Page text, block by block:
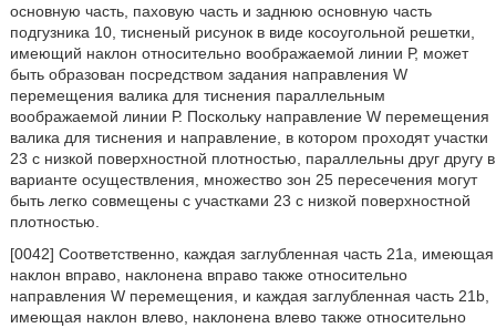
основную часть, паховую часть и заднюю основную часть
подгузника 10, тисненый рисунок в виде косоугольной решетки,
имеющий наклон относительно воображаемой линии Р, может
быть образован посредством задания направления W
перемещения валика для тиснения параллельным
воображаемой линии Р. Поскольку направление W перемещения
валика для тиснения и направление, в котором проходят участки
23 с низкой поверхностной плотностью, параллельны друг другу в
варианте осуществления, множество зон 25 пересечения могут
быть легко совмещены с участками 23 с низкой поверхностной
плотностью.
[0042] Соответственно, каждая заглубленная часть 21а, имеющая
наклон вправо, наклонена вправо также относительно
направления W перемещения, и каждая заглубленная часть 21b,
имеющая наклон влево, наклонена влево также относительно